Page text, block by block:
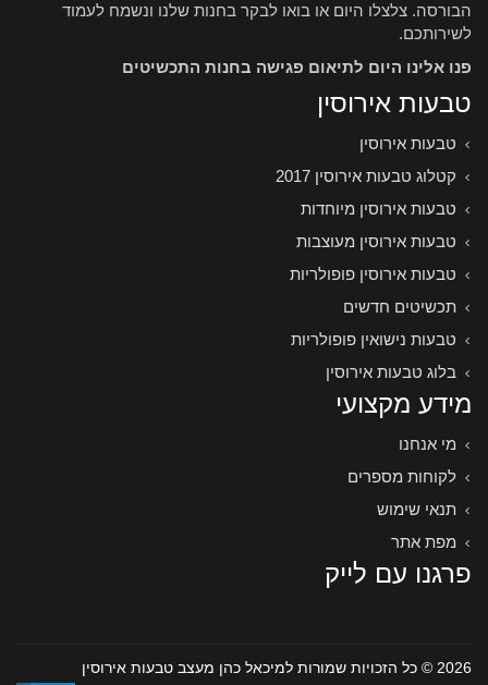
הבורסה. צלצלו היום או בואו לבקר בחנות שלנו ונשמח לעמוד
לשירותכם.
פנו אלינו היום לתיאום פגישה בחנות התכשיטים
טבעות אירוסין
טבעות אירוסין
קטלוג טבעות אירוסין 2017
טבעות אירוסין מיוחדות
טבעות אירוסין מעוצבות
טבעות אירוסין פופולריות
תכשיטים חדשים
טבעות נישואין פופולריות
בלוג טבעות אירוסין
מידע מקצועי
מי אנחנו
לקוחות מספרים
תנאי שימוש
מפת אתר
פרגנו עם לייק
2026 © כל הזכויות שמורות למיכאל כהן מעצב טבעות אירוסין